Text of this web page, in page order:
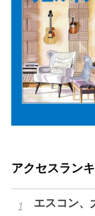
アクセスラン
エスコン、